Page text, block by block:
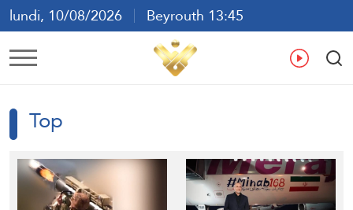
lundi, 10/08/2026
Beyrouth 13:45
ع
Top